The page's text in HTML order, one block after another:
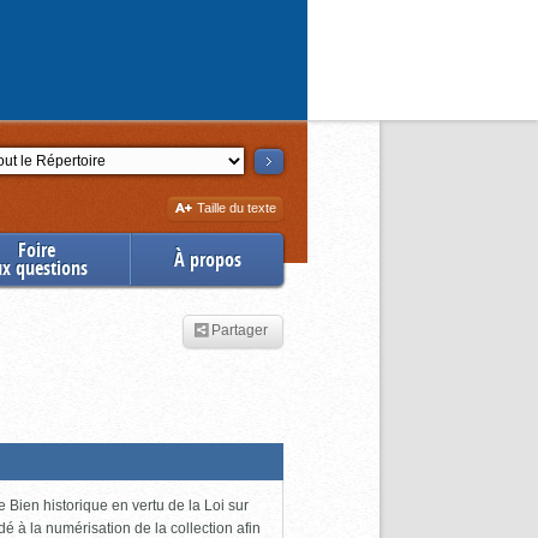
Augmenter
la
Taille du texte
Foire
questions À propos
Partager
Bien historique en vertu de la Loi sur
à la numérisation de la collection afin